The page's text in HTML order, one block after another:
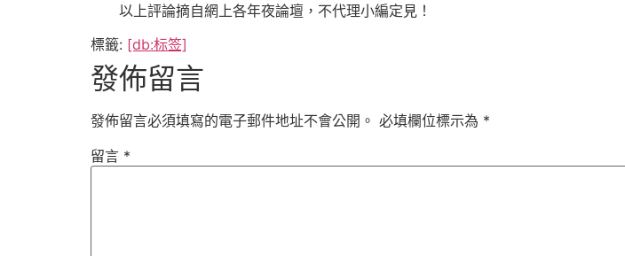
以上評論摘自網上各年夜論壇，不代理小編定見！
標籤: [db:标签]
發佈留言
發佈留言必須填寫的電子郵件地址不會公開。 必填欄位標示為 *
留言 *